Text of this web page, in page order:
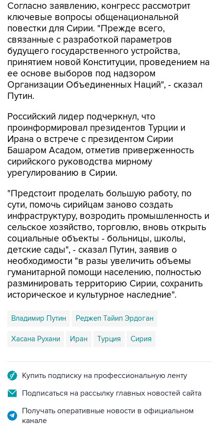
Согласно заявлению, конгресс рассмотрит
ключевые вопросы общенациональной
повестки для Сирии. "Прежде всего,
связанные с разработкой параметров
будущего государственного устройства,
принятием новой Конституции, проведением на
ее основе выборов под надзором
Организации Объединенных Наций", - сказал
Путин.
Российский лидер подчеркнул, что
проинформировал президентов Турции и
Ирана о встрече с президентом Сирии
Башаром Асадом, отметив приверженность
сирийского руководства мирному
урегулированию в Сирии.
"Предстоит проделать большую работу, по
сути, помочь сирийцам заново создать
инфраструктуру, возродить промышленность и
сельское хозяйство, торговлю, вновь открыть
социальные объекты - больницы, школы,
детские сады", - сказал Путин, заявив о
необходимости "в разы увеличить объемы
гуманитарной помощи населению, полностью
разминировать территорию Сирии, сохранить
историческое и культурное наследние".
Владимир Путин Реджеп Тайип Эрдоган
Хасана Рухани Иран Турция Сирия
Купить подписку на профессиональную ленту
Подписаться на рассылку главных новостей сайта
Получать оперативные новости в официальном
канале